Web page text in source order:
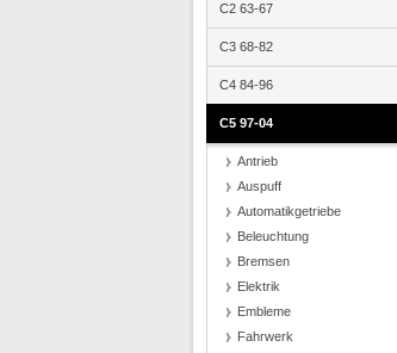
C2 63-67
C3 68-82
C4 84-96
C5 97-04
Antrieb
Auspuff
Automatikgetriebe
Beleuchtung
Bremsen
Elektrik
Embleme
Fahrwerk